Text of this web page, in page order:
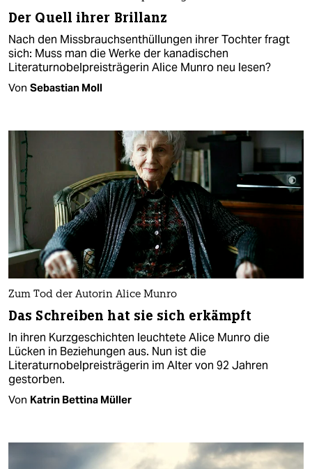
Der Quell ihrer Brillanz
Nach den Missbrauchsenthüllungen ihrer Tochter fragt
sich: Muss man die Werke der kanadischen
Literaturnobelpreisträgerin Alice Munro neu lesen?
Von Sebastian Moll
Zum Tod der Autorin Alice Munro
Das Schreiben hat sie sich erkämpft
In ihren Kurzgeschichten leuchtete Alice Munro die
Lücken in Beziehungen aus. Nun ist die
Literaturnobelpreisträgerin im Alter von 92 Jahren
gestorben.
Von Katrin Bettina Müller